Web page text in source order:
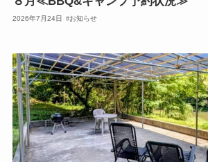
2026年7月24日 お知らせ